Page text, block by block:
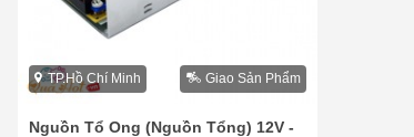
TP.Hồ Chí Minh Giao Sản Phẩm
Nguồn Tổ Ong (Nguồn Tổng) 12V -